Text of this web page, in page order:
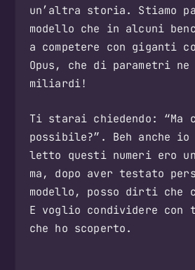
un’altra storia. Stiamo
modello che in alcuni
a competere con giganti
Opus, che di parametri ne
miliardi!
Ti starai chiedendo: “Ma
possibile?”. Beh anche io
letto questi numeri ero un
ma, dopo aver testato
modello, posso dirti che
E voglio condividere
che ho scoperto.